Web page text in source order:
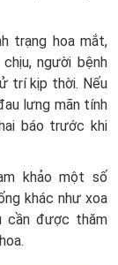
trạng hoa mắt,
người bệnh
trí kịp thời. Nếu
lưng mãn tính
báo trước khi
khảo một số
khác như xoa
cần được thăm